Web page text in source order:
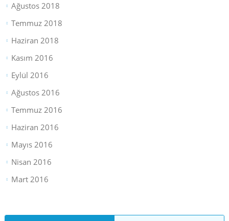
Ağustos 2018
Temmuz 2018
Haziran 2018
Kasım 2016
Eylül 2016
Ağustos 2016
Temmuz 2016
Haziran 2016
Mayıs 2016
Nisan 2016
Mart 2016